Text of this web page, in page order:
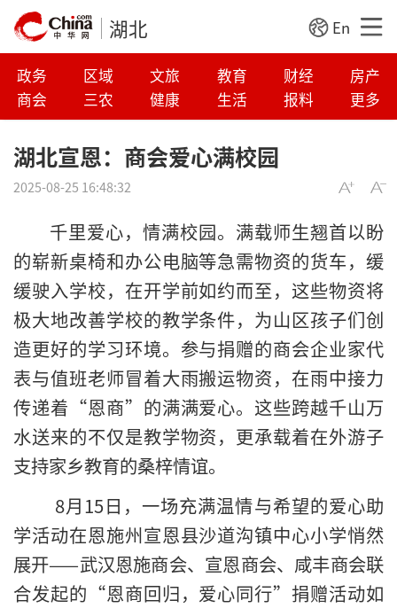
湖北 En
政务 区域 文旅 教育 财经
房产
商会
三农 健康 生活 报料 更多
湖北宣恩：商会爱心满校园
2025-08-25 16:48:32
千里爱心，情满校园。满载师生翘首以盼
的崭新桌椅和办公电脑等急需物资的货车，缓
缓驶入学校，在开学前如约而至，这些物资将
极大地改善学校的教学条件，为山区孩子们创
造更好的学习环境。参与捐赠的商会企业家代
表与值班老师冒着大雨搬运物资，在雨中接力
传递着“恩商”的满满爱心。这些跨越千山万
水送来的不仅是教学物资，更承载着在外游子
支持家乡教育的桑梓情谊。
8月15日，一场充满温情与希望的爱心助
学活动在恩施州宣恩县沙道沟镇中心小学悄然
展开——武汉恩施商会、宣恩商会、咸丰商会联
合发起的“恩商回归，爱心同行”捐赠活动如